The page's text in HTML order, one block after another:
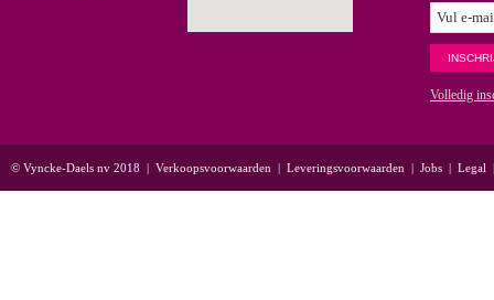
Volledig
© Vyncke-Daels nv 2018 | Verkoopsvoorwaarden | Leveringsvoorwaarden | Jobs | Legal